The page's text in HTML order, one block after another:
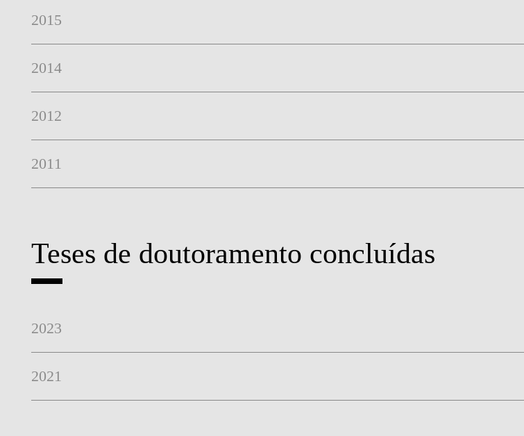
2015
2014
2012
2011
Teses de doutoramento concluídas
2023
2021